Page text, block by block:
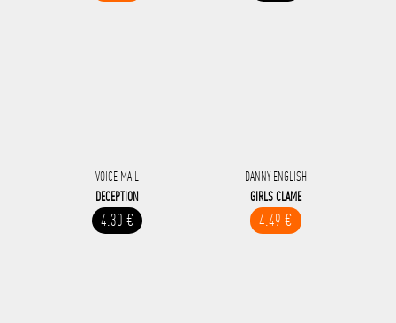
VOICE MAIL
DECEPTION
4.30 €
DANNY ENGLISH
GIRLS CLAME
4.49 €